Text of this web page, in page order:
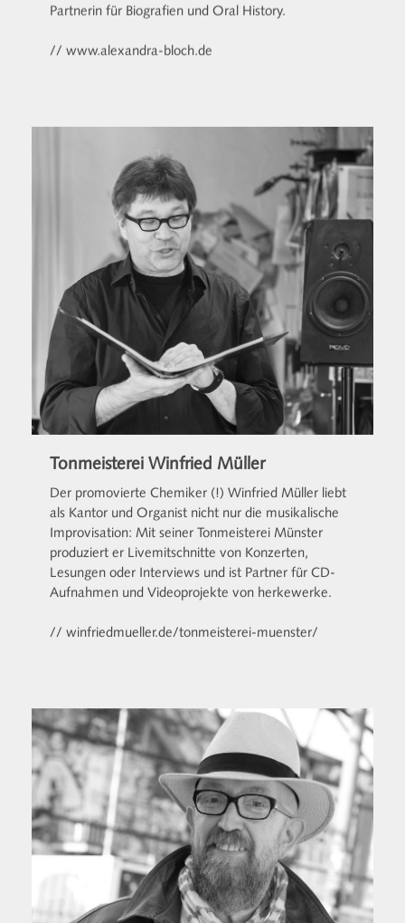
Partnerin für Biografien und Oral History.
// www.alexandra-bloch.de
Tonmeisterei Winfried Müller
Der promovierte Chemiker (!) Winfried Müller liebt
als Kantor und Organist nicht nur die musikalische
Improvisation: Mit seiner Tonmeisterei Münster
produziert er Livemitschnitte von Konzerten,
Lesungen oder Interviews und ist Partner für CD-
Aufnahmen und Videoprojekte von herkewerke.
// winfriedmueller.de/tonmeisterei-muenster/